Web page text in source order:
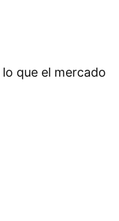
que el mercado